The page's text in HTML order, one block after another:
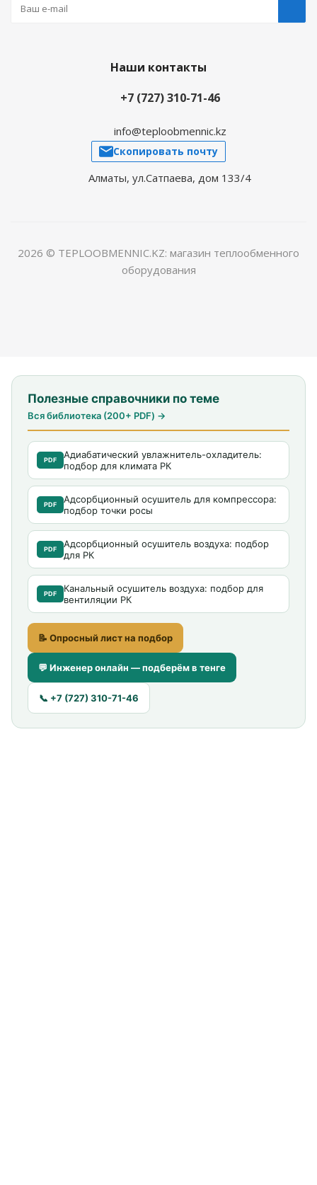
Наши контакты
+7 (727) 310-71-46
info@teploobmennic.kz
Скопировать почту
Алматы, ул.Сатпаева, дом 133/4
2026 © TEPLOOBMENNIC.KZ: магазин теплообменного
оборудования
Полезные справочники по теме
Вся библиотека (200+ PDF) →
PDF
Адиабатический увлажнитель-охладитель:
подбор для климата РК
PDF
Адсорбционный осушитель для компрессора:
подбор точки росы
PDF
Адсорбционный осушитель воздуха: подбор
для РК
PDF
Канальный осушитель воздуха: подбор для
вентиляции РК
📝 Опросный лист на подбор
💬 Инженер онлайн — подберём в тенге
📞 +7 (727) 310-71-46